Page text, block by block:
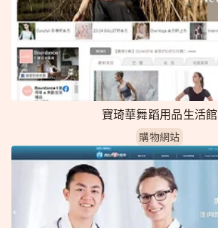
寶琦華舞蹈用品生活館
購物網站